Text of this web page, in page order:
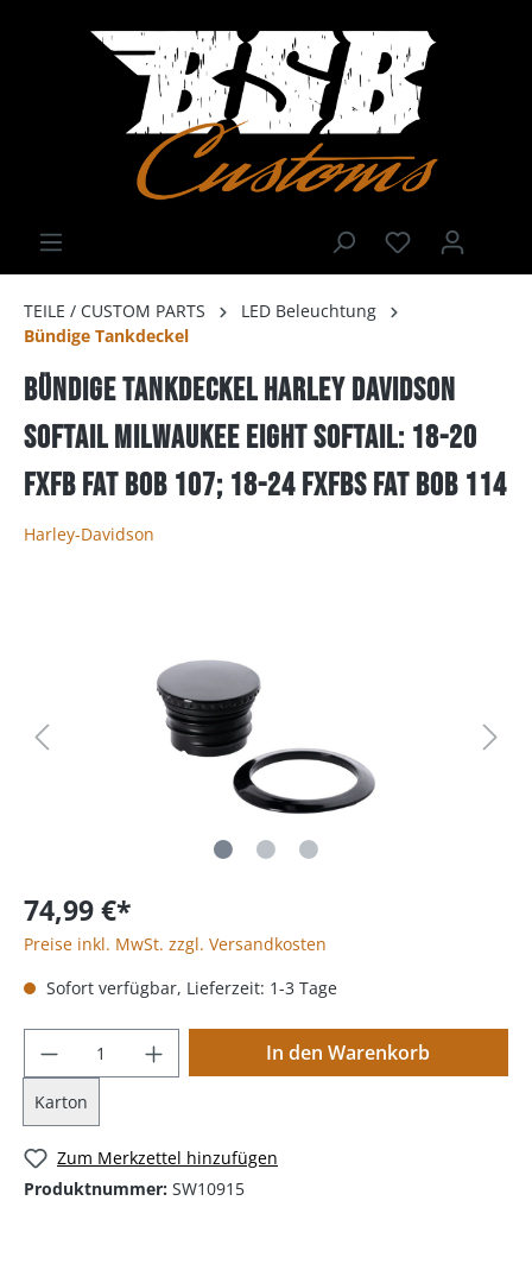
TEILE / CUSTOM PARTS
LED Beleuchtung
Bündige Tankdeckel
Bündige Tankdeckel Harley Davidson
Softail Milwaukee Eight Softail: 18-20
FXFB Fat Bob 107; 18-24 FXFBS Fat Bob 114
Harley-Davidson
74,99 €*
Preise inkl. MwSt. zzgl. Versandkosten
Sofort verfügbar, Lieferzeit: 1-3 Tage
Karton
In den Warenkorb
Zum Merkzettel hinzufügen
Produktnummer: SW10915